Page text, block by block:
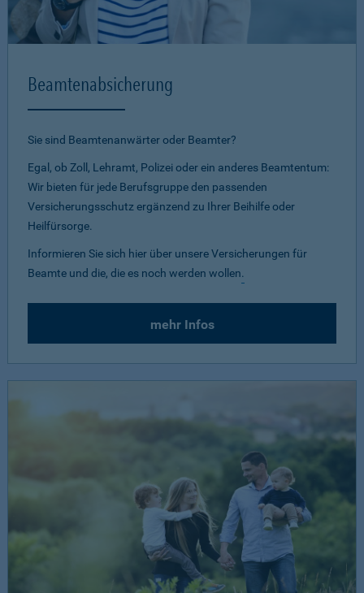
Beamtenabsicherung
Sie sind Beamtenanwärter oder Beamter?
Egal, ob Zoll, Lehramt, Polizei oder ein anderes Beamtentum:
Wir bieten für jede Berufsgruppe den passenden
Versicherungsschutz ergänzend zu Ihrer Beihilfe oder
Heilfürsorge.
Informieren Sie sich hier über unsere Versicherungen für
Beamte und die, die es noch werden wollen.
mehr Infos